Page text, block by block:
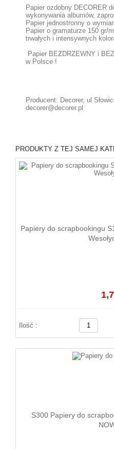
Papier ozdobny DECORER
wykonywania albumów,
Papier jednostronny o
Papier o gramaturze 150 gr/
trwałych i intensywnych
Papier BEZDRZEWNY i
w Polsce !
Producent: Decorer, ul
decorer@decorer.pl
PRODUKTY Z TEJ SAMEJ
Papiery do scrapbookingu
Ilość :
S300 Papiery do